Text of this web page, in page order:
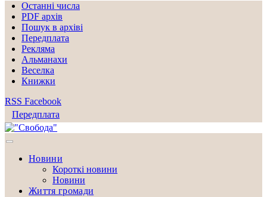
Останні числа
PDF архів
Пошук в архіві
Передплата
Рекляма
Альманахи
Веселка
Книжки
RSS Facebook
Передплата
Новини
Короткі новини
Новини
Життя громади